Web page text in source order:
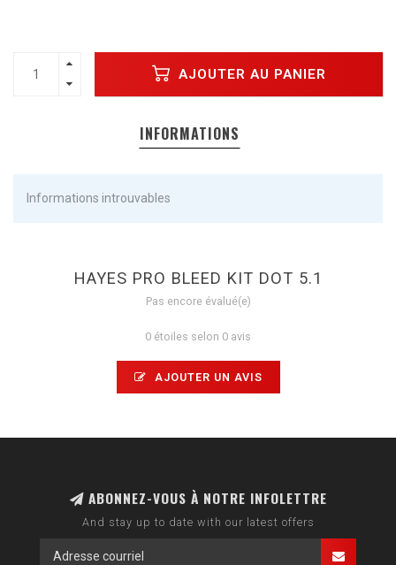
AJOUTER AU PANIER
INFORMATIONS
Informations introuvables
HAYES PRO BLEED KIT DOT 5.1
Pas encore évalué(e)
0 étoiles selon 0 avis
AJOUTER UN AVIS
ABONNEZ-VOUS À NOTRE INFOLETTRE
And stay up to date with our latest offers